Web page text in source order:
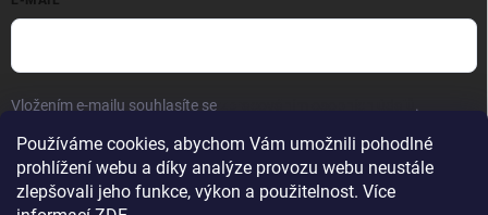
Používáme cookies, abychom Vám umožnili pohodlné
prohlížení webu a díky analýze provozu webu neustále
zlepšovali jeho funkce, výkon a použitelnost. Více
Vložením e-mailu souhlasíte se .
Přihlásit se